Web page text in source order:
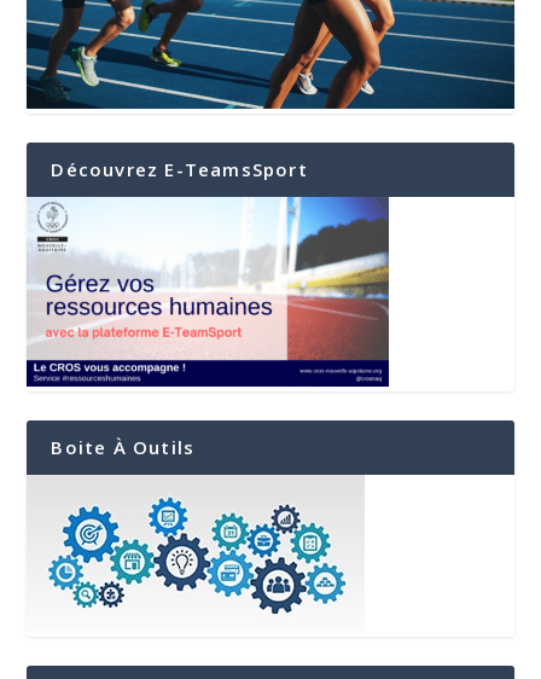
Découvrez E-TeamsSport
Boite À Outils